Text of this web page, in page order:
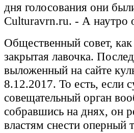
дня голосования они
Culturavrn.ru. - А наутро
Общественный совет,
закрытая лавочка.
выложенный на сайте
8.12.2017. То есть, если
совещательный орган
собравшись на днях, он
властям снести оперный